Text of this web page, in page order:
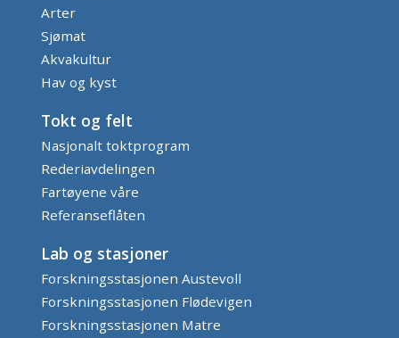
Arter
Sjømat
Akvakultur
Hav og kyst
Tokt og felt
Nasjonalt toktprogram
Rederiavdelingen
Fartøyene våre
Referanseflåten
Lab og stasjoner
Forskningsstasjonen Austevoll
Forskningsstasjonen Flødevigen
Forskningsstasjonen Matre